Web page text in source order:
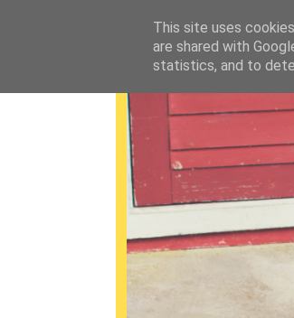
This site uses
are shared with
statistics, and to